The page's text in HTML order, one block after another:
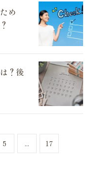
め
？後
5 ... 17